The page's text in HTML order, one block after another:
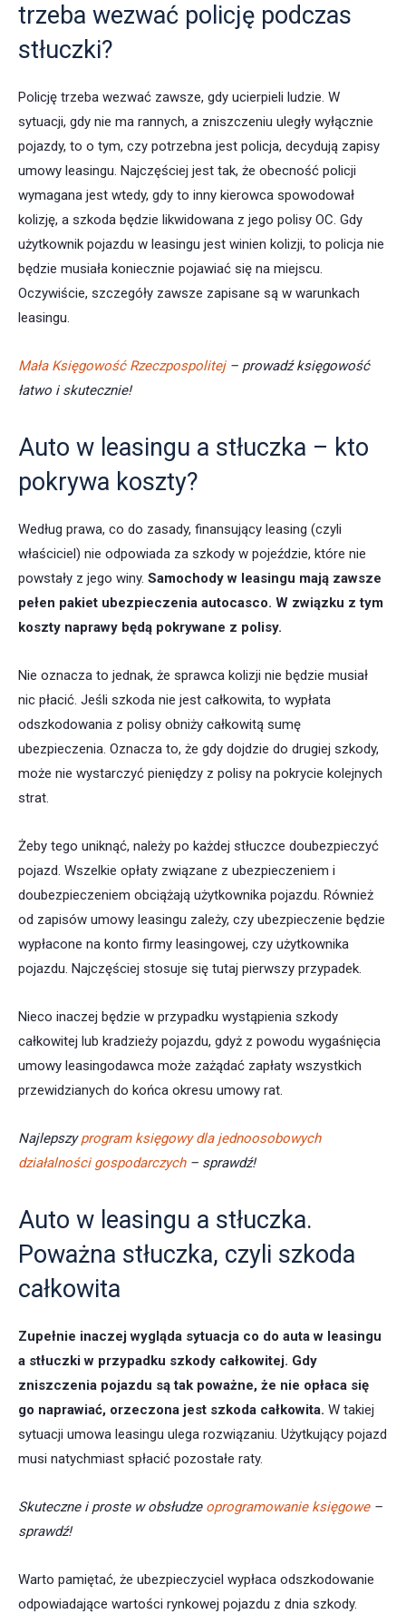
trzeba wezwać policję podczas
stłuczki?
Policję trzeba wezwać zawsze, gdy ucierpieli ludzie. W
sytuacji, gdy nie ma rannych, a zniszczeniu uległy wyłącznie
pojazdy, to o tym, czy potrzebna jest policja, decydują zapisy
umowy leasingu. Najczęściej jest tak, że obecność policji
wymagana jest wtedy, gdy to inny kierowca spowodował
kolizję, a szkoda będzie likwidowana z jego polisy OC. Gdy
użytkownik pojazdu w leasingu jest winien kolizji, to policja nie
będzie musiała koniecznie pojawiać się na miejscu.
Oczywiście, szczegóły zawsze zapisane są w warunkach
leasingu.
Mała Księgowość Rzeczpospolitej– prowadź księgowość
łatwo i skutecznie!
Auto w leasingu a stłuczka – kto
pokrywa koszty?
Według prawa, co do zasady, finansujący leasing (czyli
właściciel) nie odpowiada za szkody w pojeździe, które nie
powstały z jego winy. Samochody w leasingu mają zawsze
pełen pakiet ubezpieczenia autocasco. W związku z tym
koszty naprawy będą pokrywane z polisy.
Nie oznacza to jednak, że sprawca kolizji nie będzie musiał
nic płacić. Jeśli szkoda nie jest całkowita, to wypłata
odszkodowania z polisy obniży całkowitą sumę
ubezpieczenia. Oznacza to, że gdy dojdzie do drugiej szkody,
może nie wystarczyć pieniędzy z polisy na pokrycie kolejnych
strat.
Żeby tego uniknąć, należy po każdej stłuczce doubezpieczyć
pojazd. Wszelkie opłaty związane z ubezpieczeniem i
doubezpieczeniem obciążają użytkownika pojazdu. Również
od zapisów umowy leasingu zależy, czy ubezpieczenie będzie
wypłacone na konto firmy leasingowej, czy użytkownika
pojazdu. Najczęściej stosuje się tutaj pierwszy przypadek.
Nieco inaczej będzie w przypadku wystąpienia szkody
całkowitej lub kradzieży pojazdu, gdyż z powodu wygaśnięcia
umowy leasingodawca może zażądać zapłaty wszystkich
przewidzianych do końca okresu umowy rat.
Najlepszyprogram księgowy dla jednoosobowych
działalności gospodarczych– sprawdź!
Auto w leasingu a stłuczka.
Poważna stłuczka, czyli szkoda
całkowita
Zupełnie inaczej wygląda sytuacja co do auta w leasingu
a stłuczki w przypadku szkody całkowitej. Gdy
zniszczenia pojazdu są tak poważne, że nie opłaca się
go naprawiać, orzeczona jest szkoda całkowita. W takiej
sytuacji umowa leasingu ulega rozwiązaniu. Użytkujący pojazd
musi natychmiast spłacić pozostałe raty.
Skuteczne i proste w obsłudze oprogramowanie księgowe–
sprawdź!
Warto pamiętać, że ubezpieczyciel wypłaca odszkodowanie
odpowiadające wartości rynkowej pojazdu z dnia szkody.